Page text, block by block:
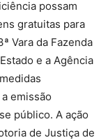
possam
gratuitas para
Vara da Fazenda
e a Agência
emissão
público. A ação
de Justiça de